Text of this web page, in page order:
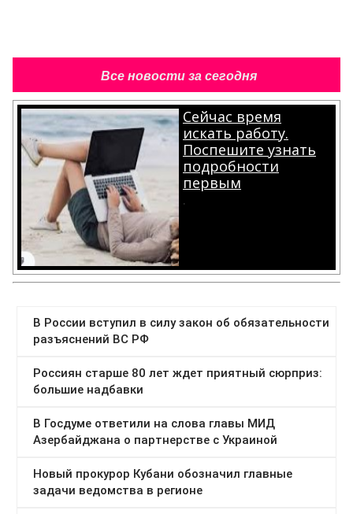
Все новости за сегодня
Сейчас время
искать работу.
Поспешите узнать
подробности
первым
.